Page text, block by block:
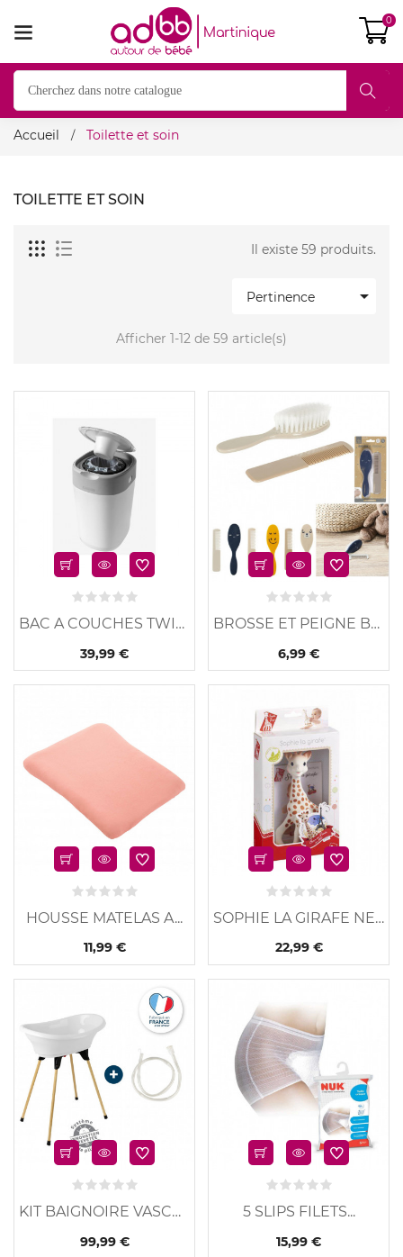
0
Accueil Toilette et soin
TOILETTE ET SOIN
Il existe 59 produits.
Pertinence 
Afficher 1-12 de 59 article(s)
BAC A COUCHES TWIST &...
39,99 €
BROSSE ET PEIGNE BEBE...
6,99 €
HOUSSE MATELAS A...
11,99 €
SOPHIE LA GIRAFE NEW...
22,99 €
KIT BAIGNOIRE VASCO BLANC
99,99 €
Nouveau
5 SLIPS FILETS...
15,99 €